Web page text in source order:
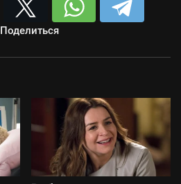
Поделиться